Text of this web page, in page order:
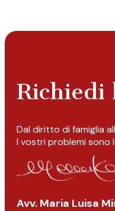
Richiedi
Dal diritto di famiglia
I vostri problemi sono
Avv. Maria Luisa